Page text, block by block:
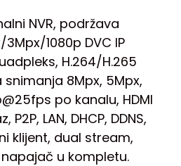
NVR, podržava
1080p DVC IP
H.264/H.265
8Mpx, 5Mpx,
po kanalu, HDMI
P2P, LAN, DHCP, DDNS,
klijent, dual stream,
napajač u kompletu.